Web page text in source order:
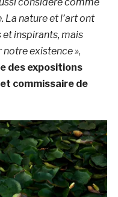
nature et l’art ont
inspirants, mais
notre existence »,
des expositions
commissaire de